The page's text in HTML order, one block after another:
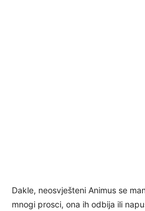
Dakle, neosvješteni Animus se
mnogi prosci, ona ih odbija ili